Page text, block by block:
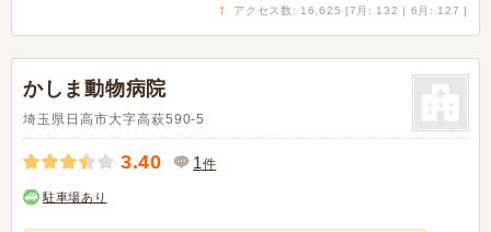
↑ アクセス数: 16,625 [7月: 132 | 6月: 127 ]
かしま動物病院
埼玉県日高市大字高萩590-5
3.40 1件
駐車場あり